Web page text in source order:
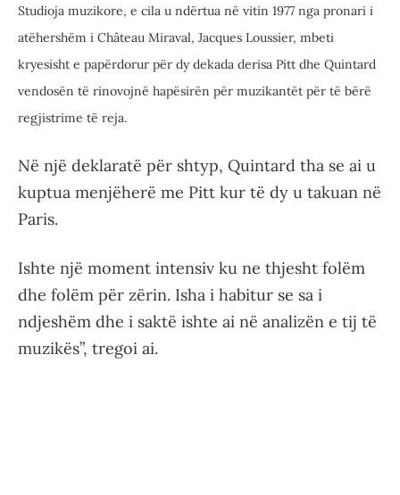
Studioja muzikore, e cila u ndërtua në vitin 1977 nga pronari i
atëhershëm i Château Miraval, Jacques Loussier, mbeti
kryesisht e papërdorur për dy dekada derisa Pitt dhe Quintard
vendosën të rinovojnë hapësirën për muzikantët për të bërë
regjistrime të reja.
Në një deklaratë për shtyp, Quintard tha se ai u
kuptua menjëherë me Pitt kur të dy u takuan në
Paris.
Ishte një moment intensiv ku ne thjesht folëm
dhe folëm për zërin. Isha i habitur se sa i
ndjeshëm dhe i saktë ishte ai në analizën e tij të
muzikës”, tregoi ai.